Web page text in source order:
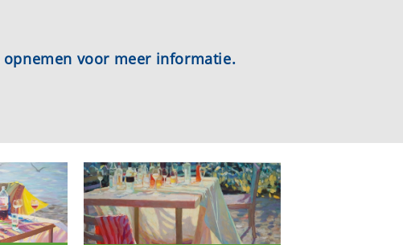
voor meer informatie.